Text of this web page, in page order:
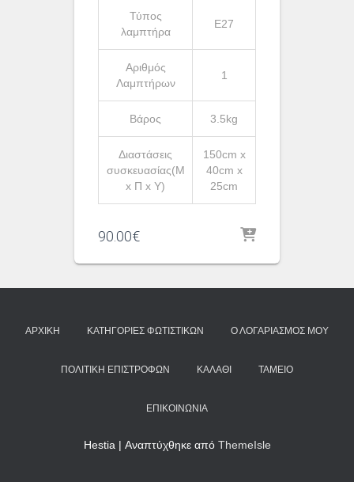
Τύπος
λαμπτήρα
Ε27
Αριθμός
Λαμπτήρων
1
Βάρος 3.5kg
Διαστάσεις
συσκευασίας(Μ
x Π x Υ)
150cm x
40cm x
25cm
90.00€
ΑΡΧΙΚΉ ΚΑΤΗΓΟΡΊΕΣ ΦΩΤΙΣΤΙΚΏΝ Ο ΛΟΓΑΡΙΑΣΜΌΣ ΜΟΥ
ΠΟΛΙΤΙΚΉ ΕΠΙΣΤΡΟΦΏΝ ΚΑΛΆΘΙ ΤΑΜΕΊΟ
ΕΠΙΚΟΙΝΩΝΊΑ
Hestia | Αναπτύχθηκε από ThemeIsle